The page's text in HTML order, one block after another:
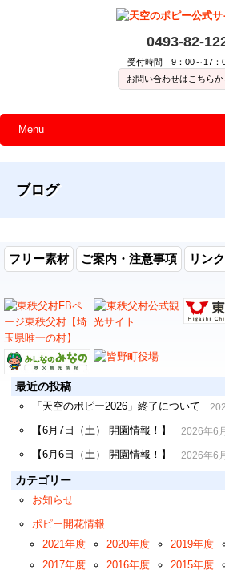
0493-82-
受付時間 9：00～17：
お問い合わせはこちらか
Menu
ブログ
フリー素材 ご案内・注意事項 リンク
最近の投稿
「天空のポピー2026」終了について
【6月7日（土） 開園情報！】 2026年6
【6月6日（土） 開園情報！】 2026年6
カテゴリー
お知らせ
ポピー開花情報
2021年度
2020年度 2019年度
2017年度
2016年度 2015年度